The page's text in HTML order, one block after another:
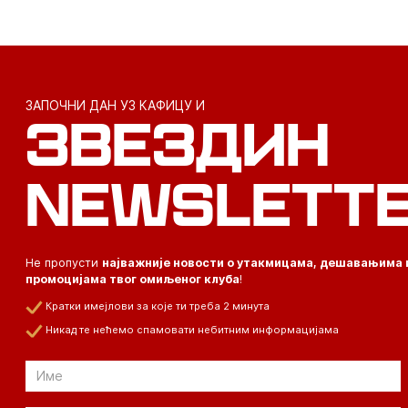
ЗАПОЧНИ ДАН УЗ КАФИЦУ И
ЗВЕЗДИН
Не пропусти најважније новости о утакмицама, дешавањима
промоцијама твог омиљеног клуба!
Кратки имејлови за које ти треба 2 минута
Никад те нећемо спамовати небитним информацијама
Email